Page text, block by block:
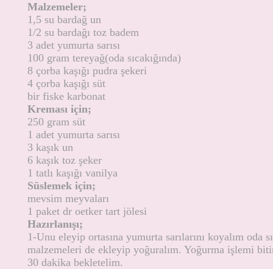
Malzemeler;
1,5 su bardağ un
1/2 su bardağı toz badem
3 adet yumurta sarısı
100 gram tereyağ(oda sıcakığında)
8 çorba kaşığı pudra şekeri
4 çorba kaşığı süt
bir fiske karbonat
Kreması için;
250 gram süt
1 adet yumurta sarısı
3 kaşık un
6 kaşık toz şeker
1 tatlı kaşığı vanilya
Süslemek için;
mevsim meyvaları
1 paket dr oetker tart jölesi
Hazırlanışı;
1-Unu eleyip ortasına yumurta sarılarını koyalım oda
malzemeleri de ekleyip yoğuralım. Yoğurma işlemi
30 dakika bekletelim.